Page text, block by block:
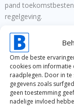
Om de beste
cookies om informatie
raadplegen. Door in te
gegevens zoals
geen toestemming
nadelige invloed
pand
regelgeving.